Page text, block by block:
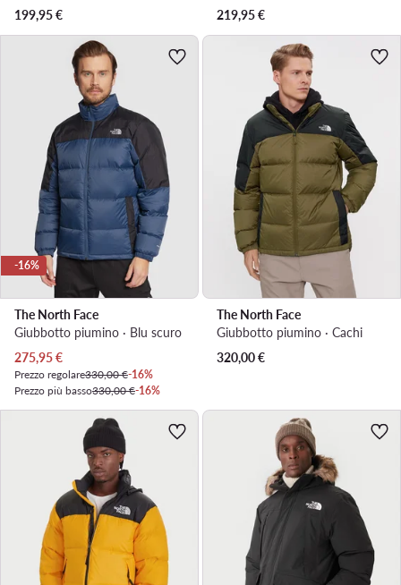
199,95€
219,95€
-16%
The North Face
Giubbotto piumino · Blu scuro
Prezzo attuale
275,95€
Prezzo regolare330,00 €-16%
Prezzo più basso330,00 €-16%
The North Face
Giubbotto piumino · Cachi
320,00€